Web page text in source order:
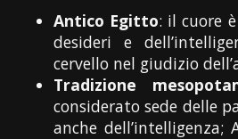
Antico Egitto: il cuore
desideri e
cervello nel giudizio
Tradizione
considerato sede delle
anche dell’intelligenza;